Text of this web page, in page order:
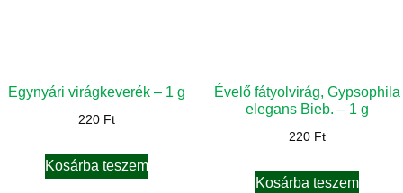
Egynyári virágkeverék – 1 g
220 Ft
Kosárba teszem
Évelő fátyolvirág, Gypsophila
elegans Bieb. – 1 g
220 Ft
Kosárba teszem